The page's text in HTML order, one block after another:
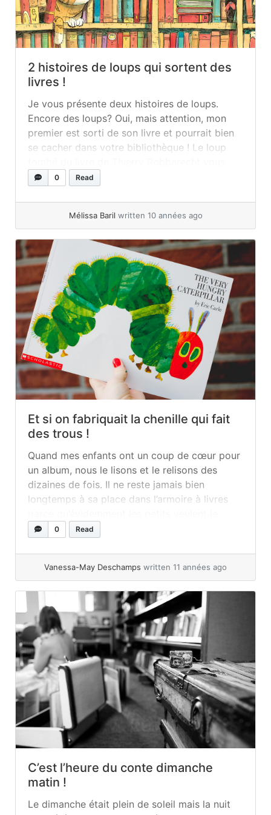
2 histoires de loups qui sortent des
livres !
Je vous présente deux histoires de loups.
Encore des loups? Oui, mais attention, mon
premier est sorti de son livre et pourrait bien
se cacher dans votre bibliothèque ! Le loup
promet bien des rebondissements ! Le loup
débordent avec des livres de travers, vous
read more
0 Read
Mélissa Baril written 10 années ago
Et si on fabriquait la chenille qui fait
des trous !
Quand mes enfants ont un coup de cœur pour
un album, nous le lisons et le relisons des
dizaines de fois. Il ne reste jamais bien
longtemps à sa place dans l’armoire à livres
manipuler, tourner les pages, regarder les
pour un... »read more
0 Read
Vanessa-May Deschamps written 11 années ago
C’est l’heure du conte dimanche
matin !
Le dimanche était plein de soleil mais la nuit